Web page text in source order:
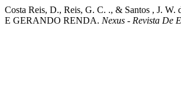
Costa Reis, D., Reis, G. C. ., & Santos , J.
E GERANDO RENDA. Nexus - Revista De